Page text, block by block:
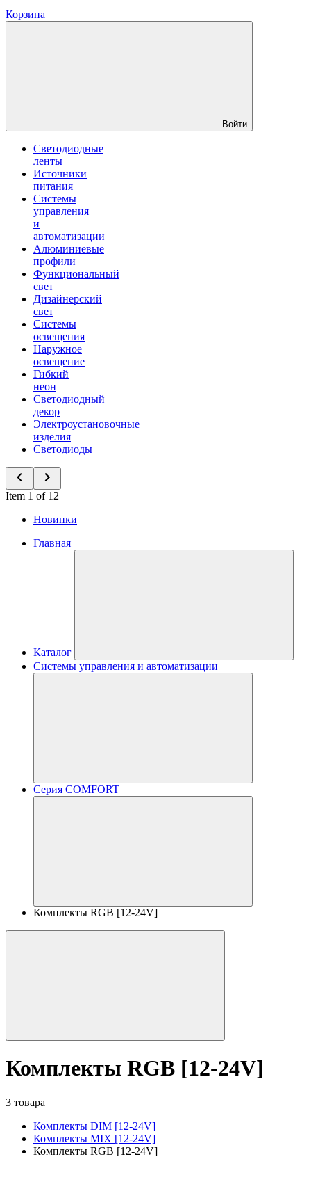
Корзина
Войти
Светодиодные
ленты
Источники
питания
Системы
управления
и
автоматизации
Алюминиевые
профили
Функциональный
свет
Дизайнерский
свет
Системы
освещения
Наружное
освещение
Гибкий
неон
Светодиодный
декор
Электроустановочные
изделия
Светодиоды
Item 1 of 12
Новинки
Главная
Каталог
Системы управления и автоматизации
Серия COMFORT
Комплекты RGB [12-24V]
Комплекты RGB [12-24V]
3 товара
Комплекты DIM [12-24V]
Комплекты MIX [12-24V]
Комплекты RGB [12-24V]